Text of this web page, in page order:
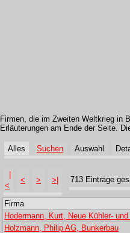
Firmen, die im Zweiten Weltkrieg in
Erläuterungen am Ende der Seite.
Alles Suchen Auswahl
<
< > >| 713 Einträge
Firma
Hodermann, Kurt, Neue Kühler-
Holzmann, Philip AG, Bunkerbau